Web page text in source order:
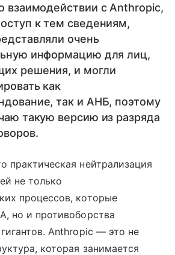
взаимодействии с Anthropic,
к тем сведениям,
очень
информацию для лиц,
решения, и могли
как
так и АНБ, поэтому
такую версию из разряда
практическая нейтрализация
не только
процессов, которые
но и противоборства
Anthropic — это не
которая занимается